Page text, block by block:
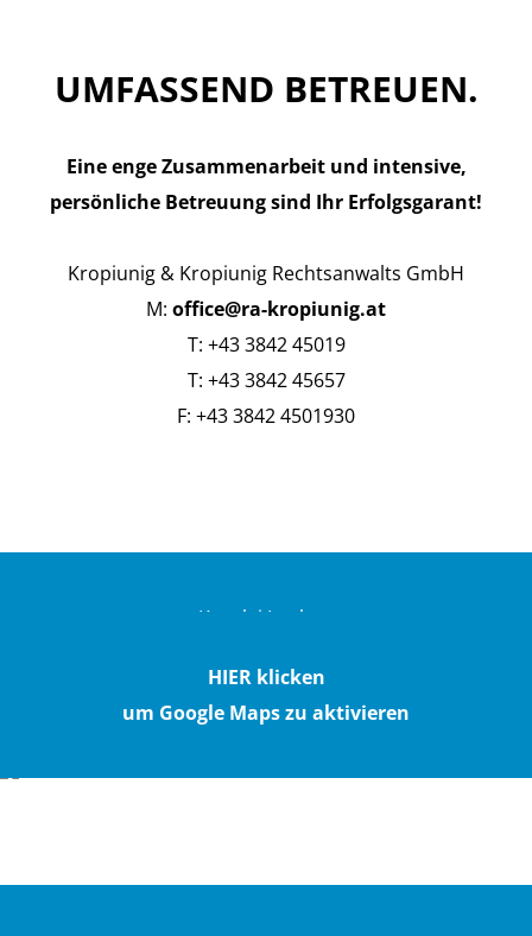
UMFASSEND BETREUEN.
Eine enge Zusammenarbeit und intensive,
persönliche Betreuung sind Ihr Erfolgsgarant!
Kropiunig & Kropiunig Rechtsanwalts GmbH
M: office@ra-kropiunig.at
T: +43 3842 45019
T: +43 3842 45657
F: +43 3842 4501930
Kanzlei Leoben
8700 Leoben - Austria
HIER klicken
um Google Maps zu aktivieren